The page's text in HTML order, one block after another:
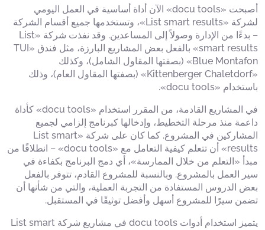
أصبحت «docu tools» الآن أداة أساسية في العمل اليومي
لشركة «List smart results»، وتستخدمها جميع أقسام الشركة
– بدءًا من الإدارة وصولاً إلى المساعدين. وقد نفذت شركة «List
smart results» بالفعل بعض المشاريع البارزة، مثل فندق «TUI
Blue Montafon» (بصفتها المقاول الشامل)، وكذلك
«Kittenberger Chaletdorf» (بصفتها المقاول العام)، وذلك
باستخدام «docu tools».
في المشاريع القادمة، من المقرر استخدام «docu tools» كأداة
داعمة منذ مرحلة التخطيط، وإدخالها كبرنامج إلزامي لجميع
المشاركين في المشروع. كما كان على شركة «List smart
results» أن تتعلم كيفية التعامل مع «docu tools» – انطلاقًا من
مبدأ «التعلم من خلال الممارسة»، أي دمج البرنامج بكفاءة في
سير العمل بالمشروع. وبالنسبة للمشروع القادم، تتوفر بالفعل
بعض الدروس المستفادة من التجربة العملية، والتي من شأنها أن
تضمن سيرًا للمشروع أسهل وأفضل توثيقًا في المستقبل.
يتميز استخدام أدوات docu tools في مشاريع شركة List smart